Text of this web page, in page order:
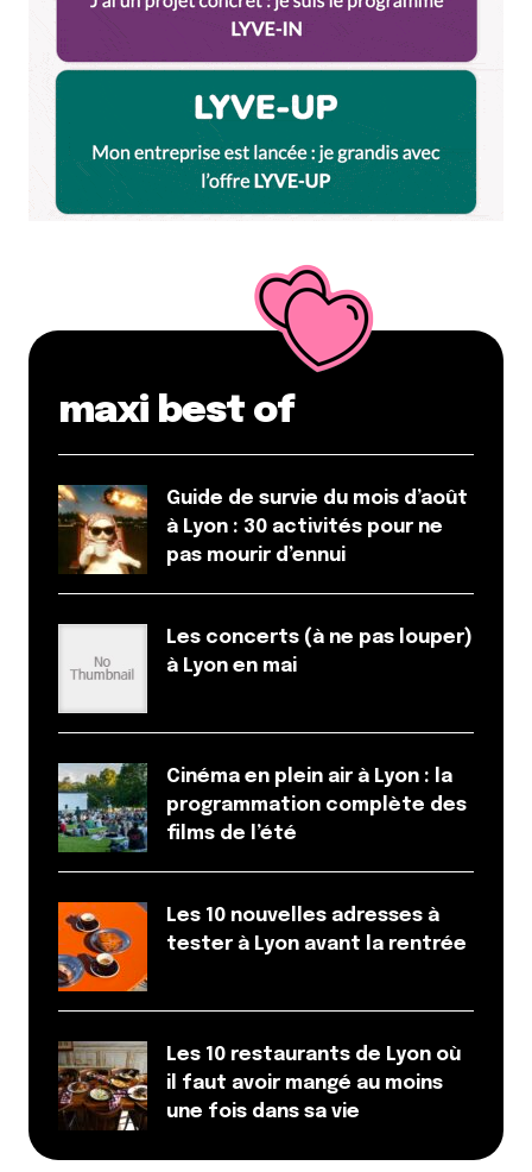
bjr speed burger rien à dire c’est des gros
burgers et bon par rapport aux autres.
22 février 2010 à 12 h 09 min
Répondre
Si j’ai bien compris, avis à ceux qui veulent se lancer
dans la livraison de burgers à domicile sur Lyon, un
marché est à prendre…
Eh ben ça fait pas envie, tout ça ! J’ai testé Speed
B-rob, c’était sympa donc dommage ! Et pour
Authentic, inconnus au bataillon !
Camille d'Essayage
17 février 2010 à 19 h 51 min
Répondre
J’ai seulement testé Speed Burger à plusieurs
TedCarter
17 février 2010 à 19 h 54 min
Répondre
testé et de mémoire les burgers étaient arrivés
froids
j’aurai bien aimé pouvoir essayer de
nouveau !
@Partof : OUI ! Ce serait bien d’ailleurs qu’il y ait
autre chose que SpeedBurger du coup pour la
LeSud
17 février 2010 à 22 h 42 min
maxi best of
Guide de survie du mois d’août
à Lyon : 30 activités pour ne
pas mourir d’ennui
Les concerts (à ne pas louper)
à Lyon en mai
Cinéma en plein air à Lyon : la
programmation complète des
films de l’été
Les 10 nouvelles adresses à
tester à Lyon avant la rentrée
Les 10 restaurants de Lyon où
il faut avoir mangé au moins
une fois dans sa vie